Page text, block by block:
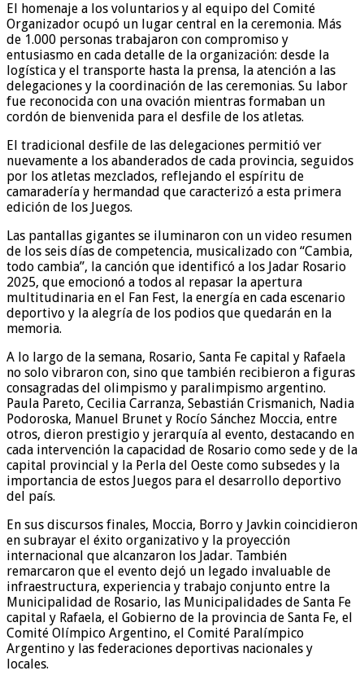
El homenaje a los voluntarios y al equipo del Comité
Organizador ocupó un lugar central en la ceremonia. Más
de 1.000 personas trabajaron con compromiso y
entusiasmo en cada detalle de la organización: desde la
logística y el transporte hasta la prensa, la atención a las
delegaciones y la coordinación de las ceremonias. Su labor
fue reconocida con una ovación mientras formaban un
cordón de bienvenida para el desfile de los atletas.
El tradicional desfile de las delegaciones permitió ver
nuevamente a los abanderados de cada provincia, seguidos
por los atletas mezclados, reflejando el espíritu de
camaradería y hermandad que caracterizó a esta primera
edición de los Juegos.
Las pantallas gigantes se iluminaron con un video resumen
de los seis días de competencia, musicalizado con “Cambia,
todo cambia”, la canción que identificó a los Jadar Rosario
2025, que emocionó a todos al repasar la apertura
multitudinaria en el Fan Fest, la energía en cada escenario
deportivo y la alegría de los podios que quedarán en la
memoria.
A lo largo de la semana, Rosario, Santa Fe capital y Rafaela
no solo vibraron con, sino que también recibieron a figuras
consagradas del olimpismo y paralimpismo argentino.
Paula Pareto, Cecilia Carranza, Sebastián Crismanich, Nadia
Podoroska, Manuel Brunet y Rocío Sánchez Moccia, entre
otros, dieron prestigio y jerarquía al evento, destacando en
cada intervención la capacidad de Rosario como sede y de la
capital provincial y la Perla del Oeste como subsedes y la
importancia de estos Juegos para el desarrollo deportivo
del país.
En sus discursos finales, Moccia, Borro y Javkin coincidieron
en subrayar el éxito organizativo y la proyección
internacional que alcanzaron los Jadar. También
remarcaron que el evento dejó un legado invaluable de
infraestructura, experiencia y trabajo conjunto entre la
Municipalidad de Rosario, las Municipalidades de Santa Fe
capital y Rafaela, el Gobierno de la provincia de Santa Fe, el
Comité Olímpico Argentino, el Comité Paralímpico
Argentino y las federaciones deportivas nacionales y
locales.